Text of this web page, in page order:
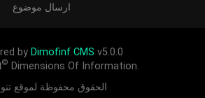
ارسال موضوع
by Dimofinf CMS v5.0.0
© Dimensions Of Information.
الحقوق محفوظة لموقع